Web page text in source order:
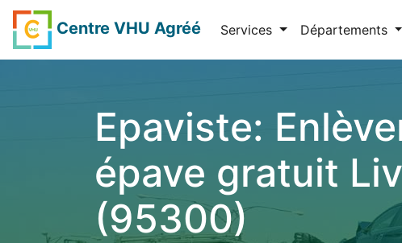
Centre VHU Agréé Services Départements
Epaviste:
épave gratuit
(95300)